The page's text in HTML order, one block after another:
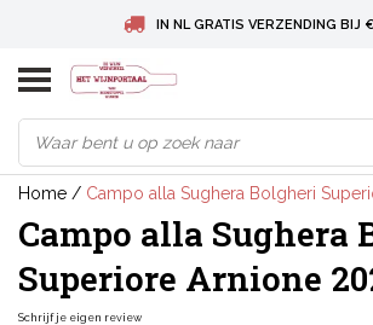
IN NL GRATIS VERZENDING BIJ
BELGIE GRATIS VERZENDING BIJ
DEUTSCHLAND
Home / Campo alla Sughera Bolgheri
Campo alla Sughera
Superiore Arnione
Schrijf je eigen review